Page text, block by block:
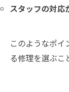
スタッフの対応
このようなポ
る修理を選ぶこ